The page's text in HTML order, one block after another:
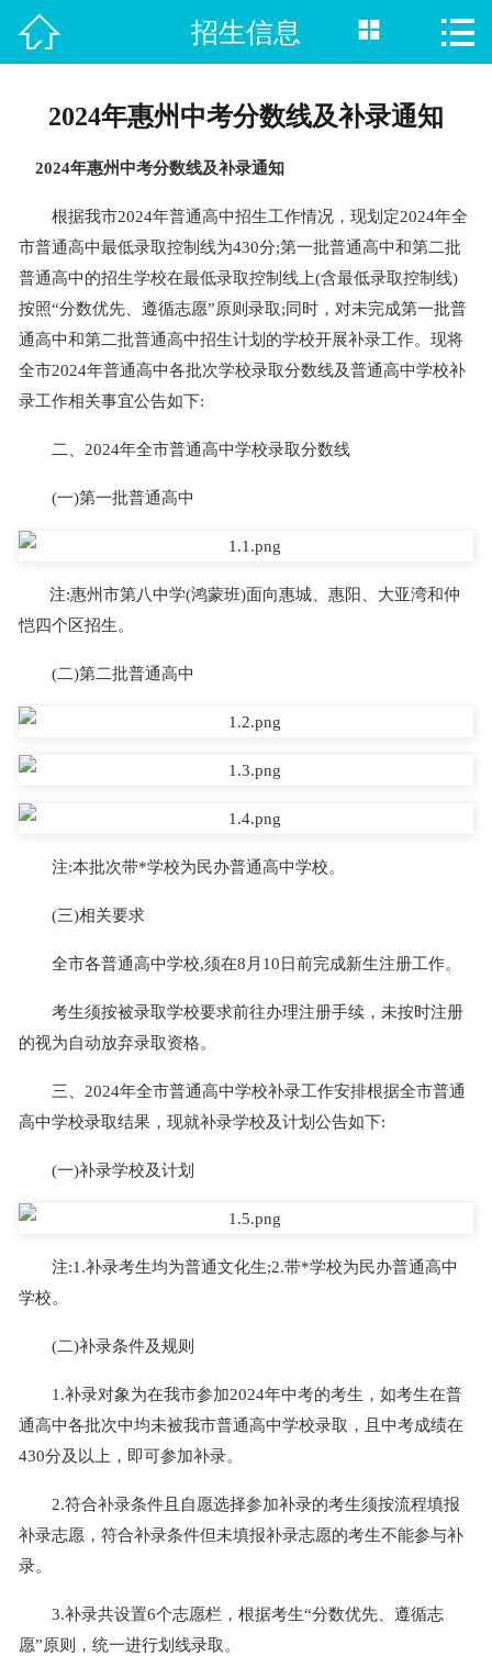
首页
新闻资讯
招生计划
在线报名
主站 |城市分站
 招生信息  
2024年惠州中考分数线及补录通知
2024年惠州中考分数线及补录通知
根据我市2024年普通高中招生工作情况，现划定2024年全
市普通高中最低录取控制线为430分;第一批普通高中和第二批
普通高中的招生学校在最低录取控制线上(含最低录取控制线)
按照“分数优先、遵循志愿”原则录取;同时，对未完成第一批普
通高中和第二批普通高中招生计划的学校开展补录工作。现将
全市2024年普通高中各批次学校录取分数线及普通高中学校补
录工作相关事宜公告如下:
二、2024年全市普通高中学校录取分数线
(一)第一批普通高中
注:惠州市第八中学(鸿蒙班)面向惠城、惠阳、大亚湾和仲
恺四个区招生。
(二)第二批普通高中
注:本批次带*学校为民办普通高中学校。
(三)相关要求
全市各普通高中学校,须在8月10日前完成新生注册工作。
考生须按被录取学校要求前往办理注册手续，未按时注册
的视为自动放弃录取资格。
三、2024年全市普通高中学校补录工作安排根据全市普通
高中学校录取结果，现就补录学校及计划公告如下:
(一)补录学校及计划
注:1.补录考生均为普通文化生;2.带*学校为民办普通高中
学校。
(二)补录条件及规则
1.补录对象为在我市参加2024年中考的考生，如考生在普
通高中各批次中均未被我市普通高中学校录取，且中考成绩在
430分及以上，即可参加补录。
2.符合补录条件且自愿选择参加补录的考生须按流程填报
补录志愿，符合补录条件但未填报补录志愿的考生不能参与补
录。
3.补录共设置6个志愿栏，根据考生“分数优先、遵循志
愿”原则，统一进行划线录取。